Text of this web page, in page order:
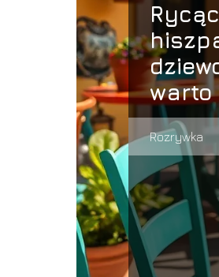
warto
Rozrywka